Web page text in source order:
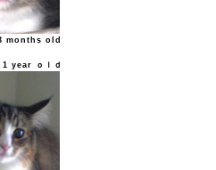
months old
year ｏｌｄ